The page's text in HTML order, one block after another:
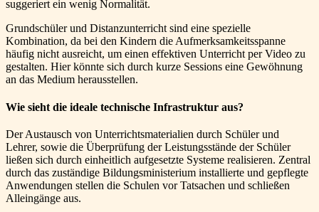
suggeriert ein wenig Normalität.
Grundschüler und Distanzunterricht sind eine spezielle
Kombination, da bei den Kindern die Aufmerksamkeitsspanne
häufig nicht ausreicht, um einen effektiven Unterricht per Video zu
gestalten. Hier könnte sich durch kurze Sessions eine Gewöhnung
an das Medium herausstellen.
Wie sieht die ideale technische Infrastruktur aus?
Der Austausch von Unterrichtsmaterialien durch Schüler und
Lehrer, sowie die Überprüfung der Leistungsstände der Schüler
ließen sich durch einheitlich aufgesetzte Systeme realisieren. Zentral
durch das zuständige Bildungsministerium installierte und gepflegte
Anwendungen stellen die Schulen vor Tatsachen und schließen
Alleingänge aus.